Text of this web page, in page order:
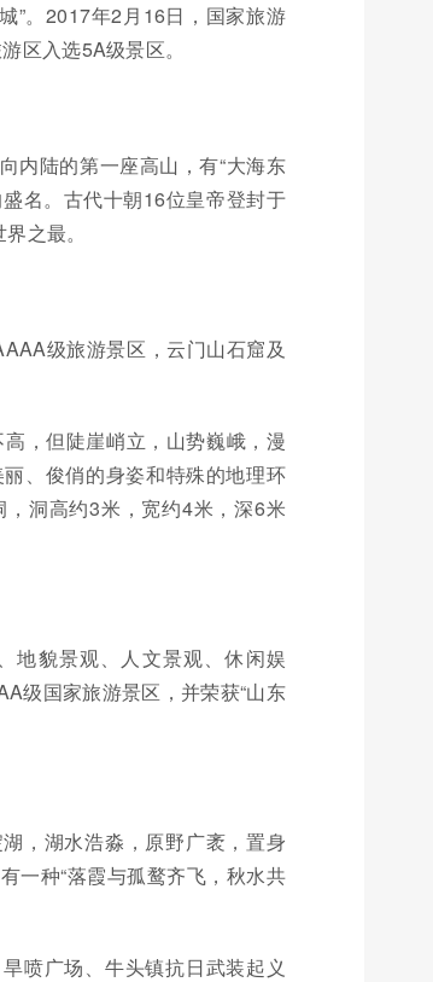
”。2017年2月16日，国家旅游
区入选5A级景区。
内陆的第一座高山，有“大海东
名。古代十朝16位皇帝登封于
之最。
级旅游景区，云门山石窟及
，但陡崖峭立，山势巍峨，漫
、俊俏的身姿和特殊的地理环
洞高约3米，宽约4米，深6米
地貌景观、人文景观、休闲娱
级国家旅游景区，并荣获“山东
，湖水浩淼，原野广袤，置身
一种“落霞与孤鹜齐飞，秋水共
喷广场、牛头镇抗日武装起义